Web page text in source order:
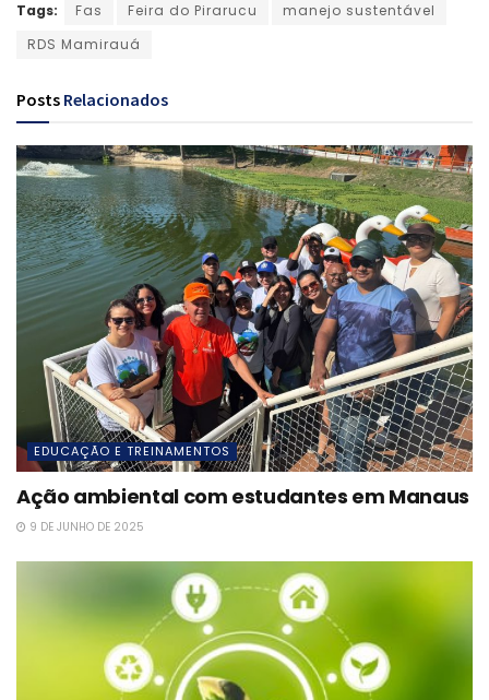
Tags: Fas Feira do Pirarucu
manejo sustentável
RDS Mamirauá
Posts Relacionados
EDUCAÇÃO E TREINAMENTOS
Ação ambiental com estudantes em Manaus
9 DE JUNHO DE 2025